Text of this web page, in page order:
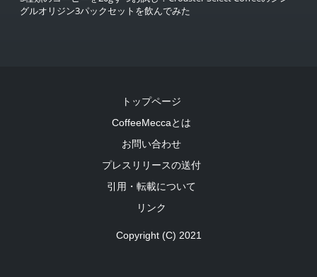
グルオリジン3パックセットを飲んでみた
トップページ
CoffeeMeccaとは
お問い合わせ
プレスリリースの送付
引用・転載について
リンク
Copyright (C) 2021